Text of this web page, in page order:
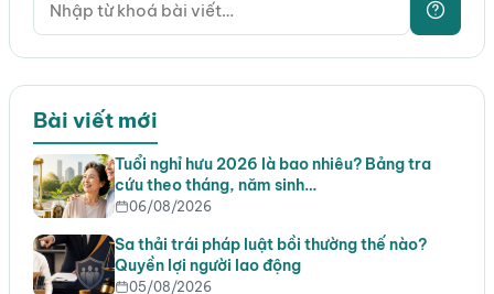
Bài viết mới
Tuổi nghỉ hưu 2026 là bao nhiêu? Bảng tra
cứu theo tháng, năm sinh…
06/08/2026
Sa thải trái pháp luật bồi thường thế nào?
Quyền lợi người lao động
05/08/2026